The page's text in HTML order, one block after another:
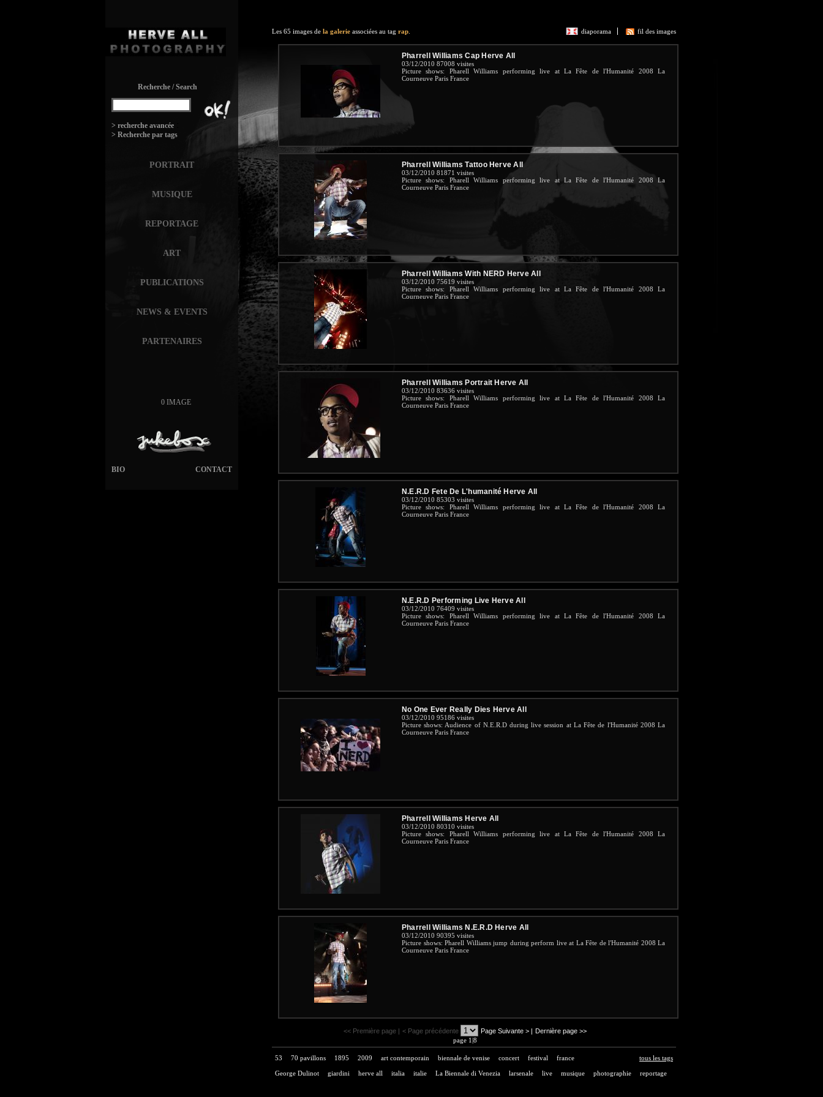
Recherche / Search
> recherche avancée
> Recherche par tags
PORTRAIT
MUSIQUE
REPORTAGE
ART
PUBLICATIONS
NEWS & EVENTS
PARTENAIRES
0 IMAGE
CONTACT
BIO
fil des images
diaporama
Les 65 images de la galerie associées au tag rap
Pharrell Williams Cap Herve All
03/12/2010 87008 visites
Picture shows: Pharell Williams performing live at La Fête de l'Humanité 2008 La
Courneuve Paris France
Pharrell Williams Tattoo Herve All
03/12/2010 81871 visites
Picture shows: Pharell Williams performing live at La Fête de l'Humanité 2008 La
Courneuve Paris France
Pharrell Williams With NERD Herve All
03/12/2010 75619 visites
Picture shows: Pharell Williams performing live at La Fête de l'Humanité 2008 La
Courneuve Paris France
Pharrell Williams Portrait Herve All
03/12/2010 83636 visites
Picture shows: Pharell Williams performing live at La Fête de l'Humanité 2008 La
Courneuve Paris France
N.E.R.D Fete De L'humanité Herve All
03/12/2010 85303 visites
Picture shows: Pharell Williams performing live at La Fête de l'Humanité 2008 La
Courneuve Paris France
N.E.R.D Performing Live Herve All
03/12/2010 76409 visites
Picture shows: Pharell Williams performing live at La Fête de l'Humanité 2008 La
Courneuve Paris France
No One Ever Really Dies Herve All
03/12/2010 95186 visites
Picture shows: Audience of N.E.R.D during live session at La Fête de l'Humanité 2008 La
Courneuve Paris France
Pharrell Williams Herve All
03/12/2010 80310 visites
Picture shows: Pharell Williams performing live at La Fête de l'Humanité 2008 La
Courneuve Paris France
Pharrell Williams N.E.R.D Herve All
03/12/2010 90395 visites
Picture shows: Pharell Williams jump during perform live at La Fête de l'Humanité 2008 La
Courneuve Paris France
<< Première page | < Page précédente Page Suivante >| Dernière page >>
page 1|8
tous les tags
53 70 pavillons 1895 2009 art contemporain biennale de venise concert festival france
George Dulinot giardini herve all italia italie La Biennale di Venezia larsenale live musique photographie reportage